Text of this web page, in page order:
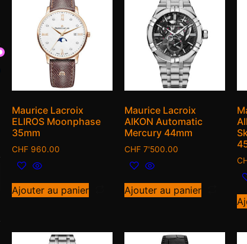
Maurice Lacroix
ELIROS Moonphase
35mm
CHF 960.00
Ajouter au panier
Maurice Lacroix
AIKON Automatic
Mercury 44mm
CHF 7'500.00
Ajouter au panier